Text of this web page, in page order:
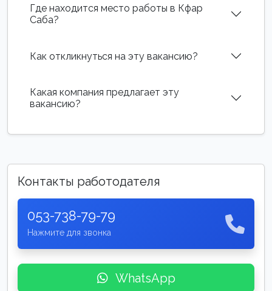
Где находится место работы в Кфар
Саба?
Как откликнуться на эту вакансию?
Какая компания предлагает эту
вакансию?
Контакты работодателя
053-738-79-79
Нажмите для звонка
WhatsApp